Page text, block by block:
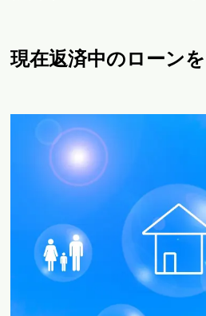
現在返済中のローン